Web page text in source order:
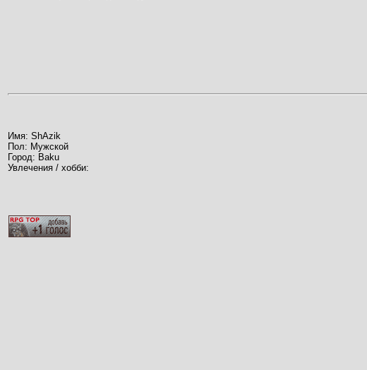
Имя: ShAzik
Пол: Мужской
Город: Baku
Увлечения / хобби: